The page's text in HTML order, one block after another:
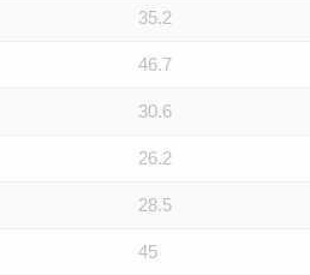
35.2
46.7
30.6
26.2
28.5
45